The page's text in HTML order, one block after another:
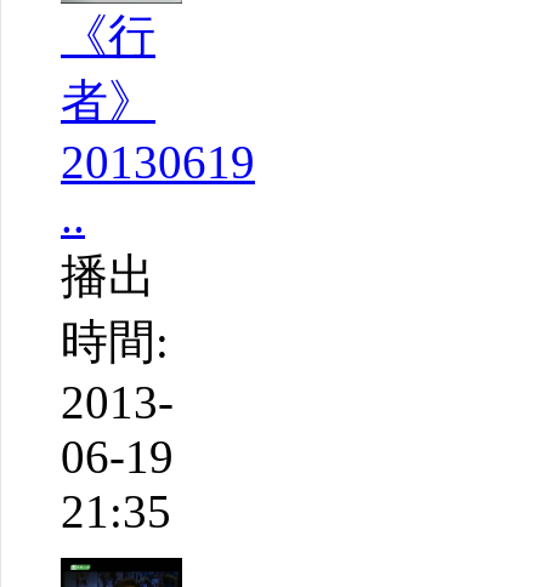
《行
者》
20130619
..
播出
時間:
2013-
06-19
21:35